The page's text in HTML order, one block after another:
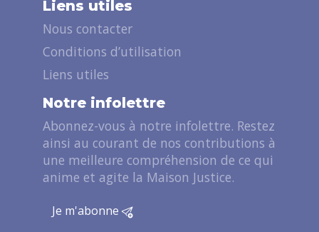
Liens utiles
Nous contacter
Conditions d’utilisation
Liens utiles
Notre infolettre
Abonnez-vous à notre infolettre. Restez
ainsi au courant de nos contributions à
une meilleure compréhension de ce qui
anime et agite la Maison Justice.
Je m'abonne